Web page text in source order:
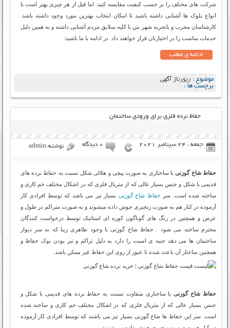
شرکت های مختلف را بر حسب کیفیت مقایسه کنید. اما قبل از هر چیزی بهتر است با
انواع بلوک ها آشنایی داشته باشید تا امکان انتخاب بهترین مورد وجود داشته باشد.
کارشناسان مجرب و باتجربه شهر بتن با کلیه سلایق مردم آشنایی داشته و به همین دلیل
خدمات مناسب را در اختیارتان قرار خواهند داد. در ادامه با ما باشید:
ادامه ی مطلب
موضوع : رپورتاژ آگهی
برچسب ها :
حفاظ نرده فلزی برای ورودی ساختمان
جمعه ، 24 سپتامبر 2021 ۰ دیدگاه نوشته:admin
حفاظ شاخ گوزنیبا ساختاری به صورت پیچی و هلالی شکل نسبت به حفاظ نرده های
قدیمی با شکل و جنس بسیار عالی که از متریال فلزی که در اشکال مختلف خم کاری و
ساخته شده است. سر حفاظ شاخ گوزنی بسیار تیز می باشد که توسط افرادی کار
آزموده در کنار هم به صورت زنجیری جوش داده میشوند و به صورت متراکم در طول و
عرض و همچنین در رنگ های گوناگون کوره ای استاتیک توسط درخواست کنندگان
محترم ساخته می شود . حفاظ شاخ گوزنی با وجود ظاهری زیبا که به سر دیوار
ساختمان ها می دهد جنبه ی امنیت را دارد به دلیل تراکم و تیز بودن نوک حفاظ و
همچنین ساختار آن باعث شده تا عبور از روی این حفاظ غیر ممکن باشد.
حفاظ شاخ گوزنیبا ساختاری متفاوت نسبت به حفاظ نرده های قدیمی با شکل و
جنس بسیار عالی که از متریال فلزی که در اشکال مختلف خم کاری و ساخته شده
است. سر این حفاظ ها شاخ گوزنی بسیار تیز می باشند که توسط افرادی کار آزموده